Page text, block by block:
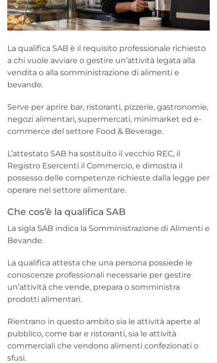
La qualifica SAB è il requisito professionale richiesto
a chi vuole avviare o gestire un’attività legata alla
vendita o alla somministrazione di alimenti e
bevande.
Serve per aprire bar, ristoranti, pizzerie, gastronomie,
negozi alimentari, supermercati, minimarket ed e-
commerce del settore Food & Beverage.
L’attestato SAB ha sostituito il vecchio REC, il
Registro Esercenti il Commercio, e dimostra il
possesso delle competenze richieste dalla legge per
operare nel settore alimentare.
Che cos’è la qualifica SAB
La sigla SAB indica la Somministrazione di Alimenti e
Bevande.
La qualifica attesta che una persona possiede le
conoscenze professionali necessarie per gestire
un’attività che vende, prepara o somministra
prodotti alimentari.
Rientrano in questo ambito sia le attività aperte al
pubblico, come bar e ristoranti, sia le attività
commerciali che vendono alimenti confezionati o
sfusi.